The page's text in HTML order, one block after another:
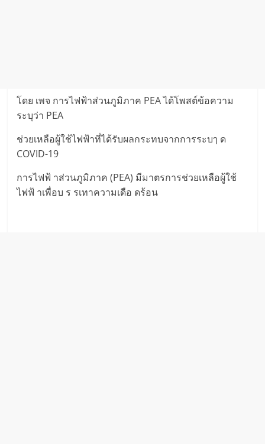
โดย เพจ การไฟฟ้าส่วนภูมิภาค PEA ได้โพสต์ข้อความ
ระบุว่า PEA
ช่วยเหลือผู้ใช้ไฟฟ้าที่ได้รับผลกระทบจากการระบๅ ด
COVID-19
การไฟฟ้ าส่วนภูมิภาค (PEA) มีมาตรการช่วยเหลือผู้ใช้
ไฟฟ้ าเพื่อบ ร รเทาความเดือ ดร้อน